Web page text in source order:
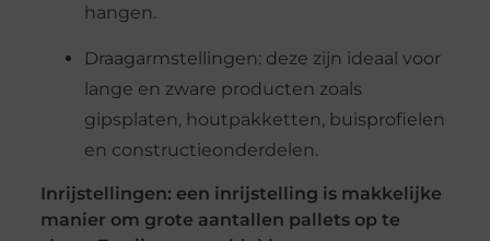
hangen.
Draagarmstellingen: deze zijn ideaal voor
lange en zware producten zoals
gipsplaten, houtpakketten, buisprofielen
en constructieonderdelen.
Inrijstellingen: een inrijstelling is makkelijke
manier om grote aantallen pallets op te